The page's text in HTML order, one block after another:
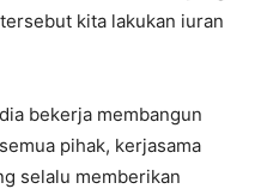
kita lakukan iuran
bekerja membangun
pihak, kerjasama
selalu memberikan